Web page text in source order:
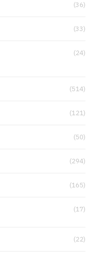
(36)
(33)
(24)
(514)
(121)
(50)
(294)
(165)
(17)
(22)